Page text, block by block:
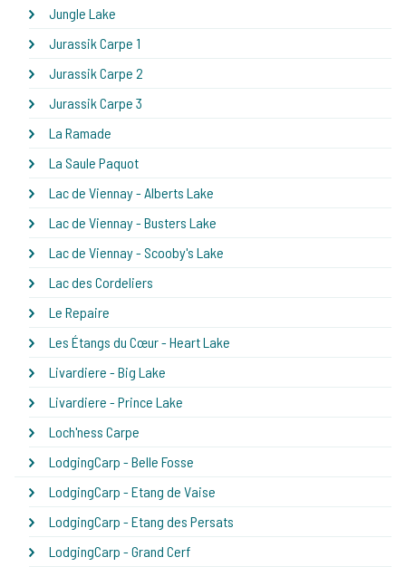
Jungle Lake
Jurassik Carpe 1
Jurassik Carpe 2
Jurassik Carpe 3
La Ramade
La Saule Paquot
Lac de Viennay - Alberts Lake
Lac de Viennay - Busters Lake
Lac de Viennay - Scooby's Lake
Lac des Cordeliers
Le Repaire
Les Étangs du Cœur - Heart Lake
Livardiere - Big Lake
Livardiere - Prince Lake
Loch'ness Carpe
LodgingCarp - Belle Fosse
LodgingCarp - Etang de Vaise
LodgingCarp - Etang des Persats
LodgingCarp - Grand Cerf